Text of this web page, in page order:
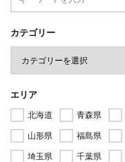
カテゴリー
エリア
北海道 青森県
山形県
福島県
埼玉県
千葉県